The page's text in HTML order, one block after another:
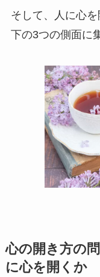
そして、人に心
下の3つの側面に
心の開き方の
に心を開くか